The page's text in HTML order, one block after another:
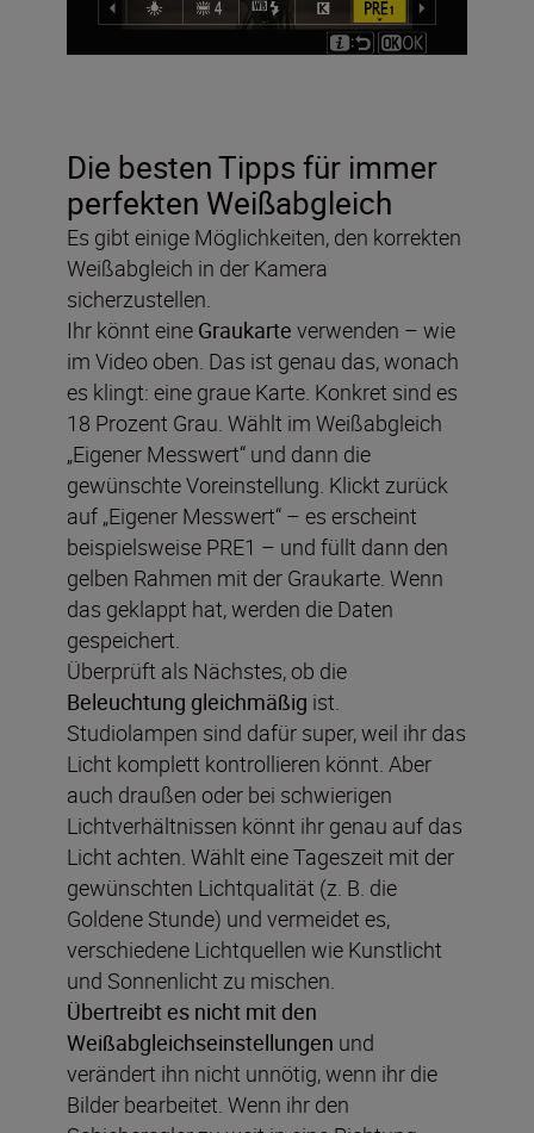
Die besten Tipps für immer
perfekten Weißabgleich
Es gibt einige Möglichkeiten, den korrekten
Weißabgleich in der Kamera
sicherzustellen.
Ihr könnt eine Graukarte verwenden – wie
im Video oben. Das ist genau das, wonach
es klingt: eine graue Karte. Konkret sind es
18 Prozent Grau. Wählt im Weißabgleich
„Eigener Messwert“ und dann die
gewünschte Voreinstellung. Klickt zurück
auf „Eigener Messwert“ – es erscheint
beispielsweise PRE1 – und füllt dann den
gelben Rahmen mit der Graukarte. Wenn
das geklappt hat, werden die Daten
gespeichert.
Überprüft als Nächstes, ob die
Beleuchtung gleichmäßig ist.
Studiolampen sind dafür super, weil ihr das
Licht komplett kontrollieren könnt. Aber
auch draußen oder bei schwierigen
Lichtverhältnissen könnt ihr genau auf das
Licht achten. Wählt eine Tageszeit mit der
gewünschten Lichtqualität (z. B. die
Goldene Stunde) und vermeidet es,
verschiedene Lichtquellen wie Kunstlicht
und Sonnenlicht zu mischen.
Übertreibt es nicht mit den
Weißabgleichseinstellungen und
verändert ihn nicht unnötig, wenn ihr die
Bilder bearbeitet. Wenn ihr den